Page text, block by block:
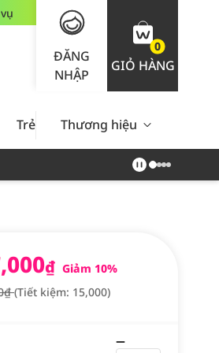
ĐĂNG
NHẬP
0
GIỎ HÀNG
Trẻ Em Nam Giới Chăm Sóc
Thương hiệu
₫ Giảm 10%
(Tiết kiệm: 15,000)